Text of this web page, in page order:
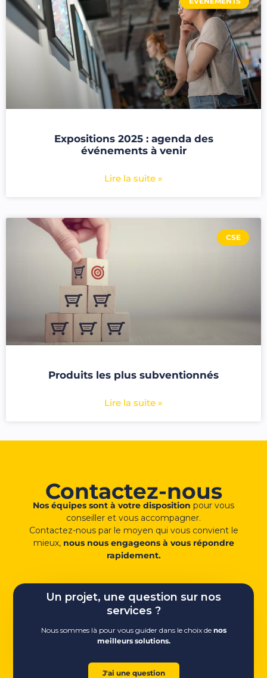
Expositions 2025 : agenda des
événements à venir
Lire la suite »
CSE
Produits les plus subventionnés
Lire la suite »
Contactez-nous
Nos équipes sont à votre disposition pour vous
conseiller et vous accompagner.
Contactez-nous par le moyen qui vous convient le
mieux, nous nous engageons à vous répondre
rapidement.
Un projet, une question sur nos
services ?
Nous sommes là pour vous guider dans le choix de nos
meilleurs solutions.
J'ai une question